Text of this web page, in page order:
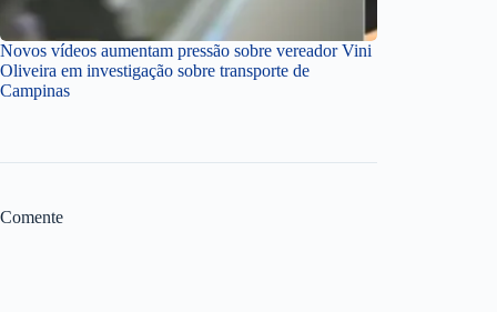
Novos vídeos aumentam pressão sobre vereador Vini
Oliveira em investigação sobre transporte de
Campinas
Comente